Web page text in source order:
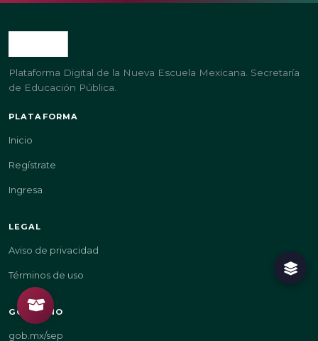
Plataforma Digital de la Nueva Escuela Mexicana. Secretaría
de Educación Pública.
PLATAFORMA
Inicio
Regístrate
Ingresa
LEGAL
Aviso de privacidad
Términos de uso
GOBIERNO
gob.mx/sep